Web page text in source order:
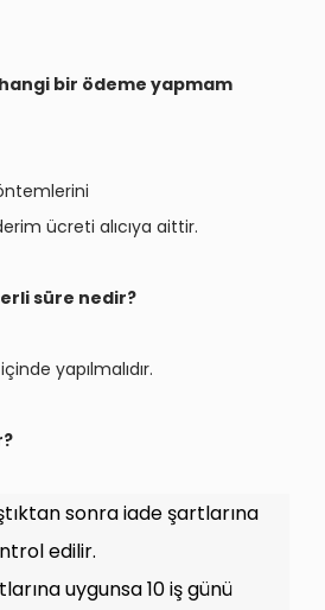
bir ödeme yapmam
ücreti alıcıya aittir.
süre nedir?
yapılmalıdır.
sonra iade şartlarına
edilir.
uygunsa 10 iş günü